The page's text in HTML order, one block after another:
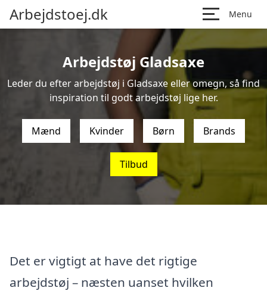
Arbejdstoej.dk Menu
Arbejdstøj Gladsaxe
Leder du efter arbejdstøj i Gladsaxe eller omegn, så find
inspiration til godt arbejdstøj lige her.
Mænd Kvinder Børn Brands
Tilbud
Det er vigtigt at have det rigtige
arbejdstøj – næsten uanset hvilken